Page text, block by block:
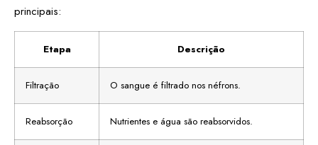
principais:
Etapa Descrição
Filtração O sangue é filtrado nos néfrons.
Reabsorção Nutrientes e água são reabsorvidos.